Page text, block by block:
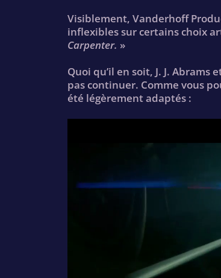
Visiblement, Vanderhoff
inflexibles sur certains choix
Carpenter. »
Quoi qu’il en soit, J. J.
pas continuer. Comme vous
été légèrement adaptés :